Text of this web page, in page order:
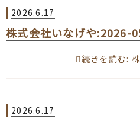
2026.6.17
株式会社いなげや:2026-
続きを読む:
2026.6.17